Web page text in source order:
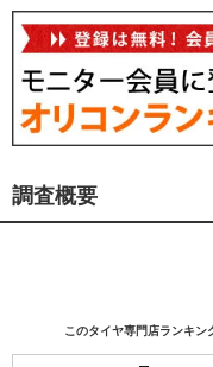
調査概要
このタイヤ専門店ランキン